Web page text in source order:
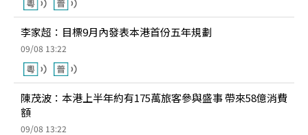
李家超：目標9月內發表本港首份五年規劃
09/08 13:22
陳茂波：本港上半年約有175萬旅客參與盛事 帶來58億消費
額
09/08 13:22